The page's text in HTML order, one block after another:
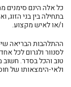
כל אלה הינם סימנים
בתחילה בין בני
ו/או לאיש מקצוע.
ההתלהבות הבריאה
לסנוור ולגרום לכל
טוב והכל בסדר.
ולאי-הימצאותו של